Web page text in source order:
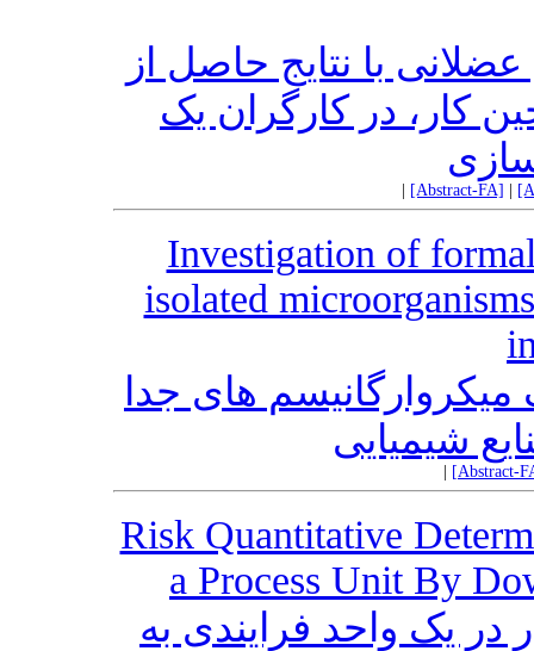
با نتایج حاصل از
کار، در کارگران یک
[Abstract-FA]
Investigation of
isolated
های جدا
شیمیایی
[Abstract-
Risk Quantitative
a Process Unit By
یک واحد فرایندی به